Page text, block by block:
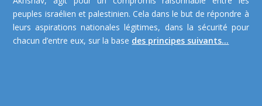
peuples israélien et palestinien. Cela dans le but de répondre à
leurs aspirations nationales légitimes, dans la sécurité pour
chacun d’entre eux, sur la base des principes suivants...